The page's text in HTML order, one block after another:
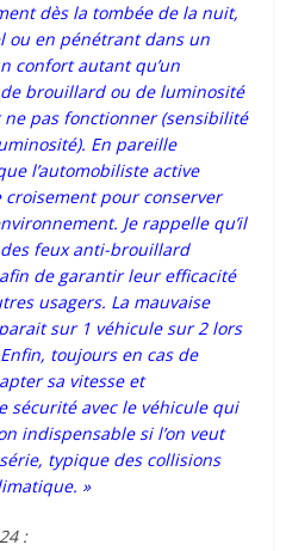
dès la tombée de la nuit,
ou en pénétrant dans un
confort autant qu’un
brouillard ou de luminosité
pas fonctionner (sensibilité
En pareille
l’automobiliste active
pour conserver
Je rappelle qu’il
feux anti-brouillard
de garantir leur efficacité
usagers. La mauvaise
sur 1 véhicule sur 2 lors
Enfin, toujours en cas de
sa vitesse et
sécurité avec le véhicule qui
indispensable si l’on veut
typique des collisions
»
: